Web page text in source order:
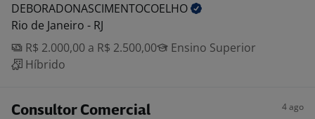
DEBORADONASCIMENTOCOELHO
Rio de Janeiro - RJ
R$ 2.000,00 a R$ 2.500,00
Ensino Superior
Híbrido
Consultor Comercial 4 ago